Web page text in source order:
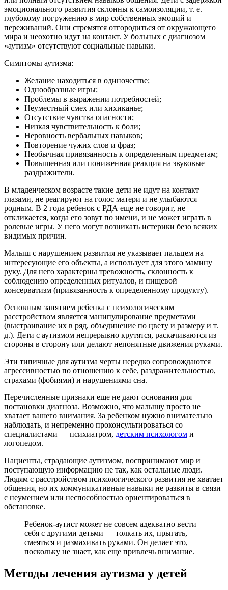
эмоционального развития склонны к самоизоляции, т. е.
глубокому погружению в мир собственных эмоций и
переживаний. Они стремятся отгородиться от окружающего
мира и неохотно идут на контакт. У больных с диагнозом
«аутизм» отсутствуют социальные навыки.
Симптомы аутизма:
Желание находиться в одиночестве;
Однообразные игры;
Проблемы в выражении потребностей;
Неуместный смех или хихиканье;
Отсутствие чувства опасности;
Низкая чувствительность к боли;
Неровность вербальных навыков;
Повторение чужих слов и фраз;
Необычная привязанность к определенным предметам;
Повышенная или пониженная реакция на звуковые
раздражители.
В младенческом возрасте такие дети не идут на контакт
глазами, не реагируют на голос матери и не улыбаются
родным. В 2 года ребенок с РДА еще не говорит, не
откликается, когда его зовут по имени, и не может играть в
ролевые игры. У него могут возникать истерики безо всяких
видимых причин.
Малыш с нарушением развития не указывает пальцем на
интересующие его объекты, а использует для этого мамину
руку. Для него характерны тревожность, склонность к
соблюдению определенных ритуалов, и пищевой
консерватизм (привязанность к определенному продукту).
Основным занятием ребенка с психологическим
расстройством является манипулирование предметами
(выстраивание их в ряд, объединение по цвету и размеру и т.
д.). Дети с аутизмом непрерывно крутятся, раскачиваются из
стороны в сторону или делают непонятные движения руками.
Эти типичные для аутизма черты нередко сопровождаются
агрессивностью по отношению к себе, раздражительностью,
страхами (фобиями) и нарушениями сна.
Перечисленные признаки еще не дают основания для
постановки диагноза. Возможно, что малышу просто не
хватает вашего внимания. За ребенком нужно внимательно
наблюдать, и непременно проконсультироваться со
специалистами — психиатром, детским психологом и
логопедом.
Пациенты, страдающие аутизмом, воспринимают мир и
поступающую информацию не так, как остальные люди.
Людям с расстройством психологического развития не хватает
общения, но их коммуникативные навыки не развиты в связи
с неумением или неспособностью ориентироваться в
обстановке.
Ребенок-аутист может не совсем адекватно вести
себя с другими детьми — толкать их, прыгать,
смеяться и размахивать руками. Он делает это,
поскольку не знает, как еще привлечь внимание.
Методы лечения аутизма у детей